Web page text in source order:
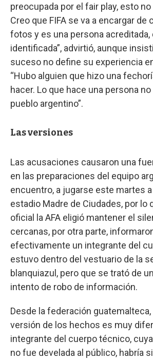
preocupada por el fair play, esto
Creo que FIFA se va a encargar de
fotos y es una persona
identificada”, advirtió, aunque
suceso no define su experiencia
“Hubo alguien que hizo una
hacer. Lo que hace una persona no
pueblo argentino”.
Las versiones
Las acusaciones causaron una
en las preparaciones del equipo
encuentro, a jugarse este martes a
estadio Madre de Ciudades, por lo
oficial la AFA eligió mantener el
cercanas, por otra parte,
efectivamente un integrante del
estuvo dentro del vestuario de la
blanquiazul, pero que se trató de
intento de robo de información.
Desde la federación
versión de los hechos es muy
integrante del cuerpo técnico,
no fue develada al público, habría